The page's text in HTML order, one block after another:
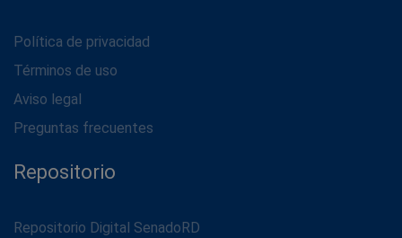
Política de privacidad
Términos de uso
Aviso legal
Preguntas frecuentes
Repositorio
Repositorio Digital SenadoRD